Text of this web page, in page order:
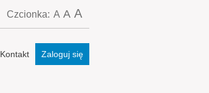
Czcionka: A A A
Kontakt Zaloguj się